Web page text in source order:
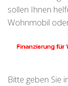
sollen Ihnen
Wohnmobil
Bitte geben Sie